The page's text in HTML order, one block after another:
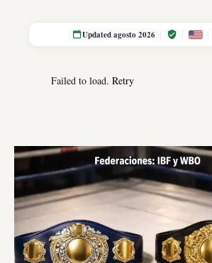
Updated agosto 2026
Failed to load. Retry